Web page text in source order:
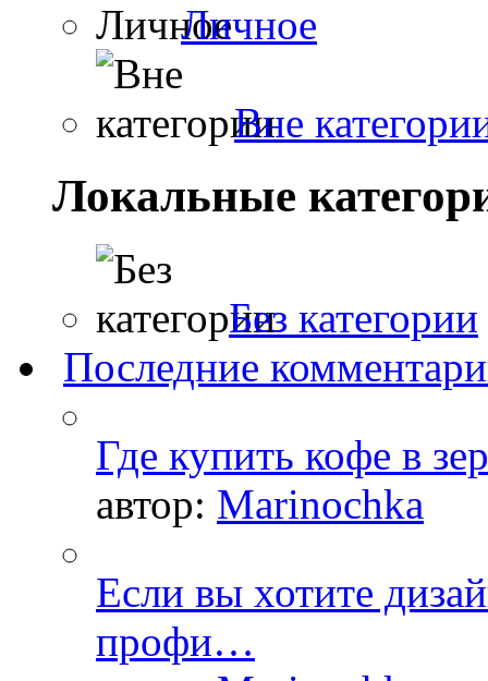
Личное
Вне
Локальные
Без категории
Последние
Где купить кофе в
автор: Marinochka
Если вы хотите
профи…